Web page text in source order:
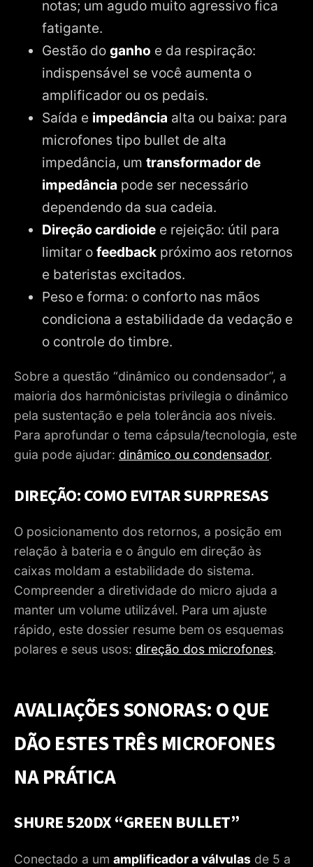
notas; um agudo muito agressivo fica
fatigante.
Gestão do ganho e da respiração:
indispensável se você aumenta o
amplificador ou os pedais.
Saída e impedância alta ou baixa: para
microfones tipo bullet de alta
impedância, um transformador de
impedância pode ser necessário
dependendo da sua cadeia.
Direção cardioide e rejeição: útil para
limitar o feedback próximo aos retornos
e bateristas excitados.
Peso e forma: o conforto nas mãos
condiciona a estabilidade da vedação e
o controle do timbre.
Sobre a questão “dinâmico ou condensador”, a
maioria dos harmônicistas privilegia o dinâmico
pela sustentação e pela tolerância aos níveis.
Para aprofundar o tema cápsula/tecnologia, este
guia pode ajudar: dinâmico ou condensador.
DIREÇÃO: COMO EVITAR SURPRESAS
O posicionamento dos retornos, a posição em
relação à bateria e o ângulo em direção às
caixas moldam a estabilidade do sistema.
Compreender a diretividade do micro ajuda a
manter um volume utilizável. Para um ajuste
rápido, este dossier resume bem os esquemas
polares e seus usos: direção dos microfones.
AVALIAÇÕES SONORAS: O QUE
DÃO ESTES TRÊS MICROFONES
NA PRÁTICA
SHURE 520DX “GREEN BULLET”
Conectado a um amplificador a válvulas de 5 a